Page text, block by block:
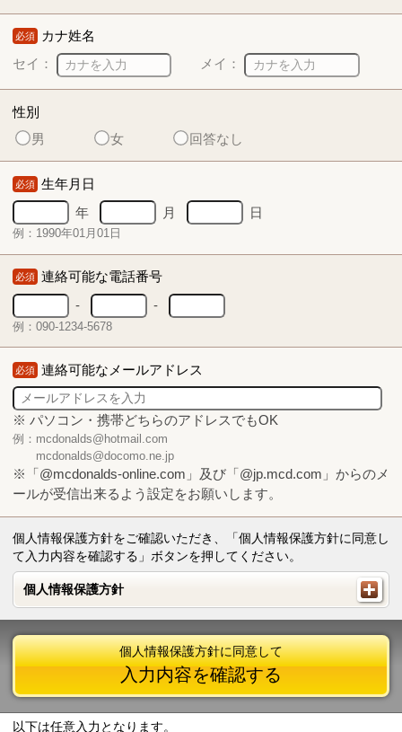
必須 カナ姓名
セイ：
メイ：
性別
男
女 回答なし
必須 生年月日
年
月 日
例：1990年01月01日
必須 連絡可能な電話番号
-
-
例：090-1234-5678
必須 連絡可能なメールアドレス
※ パソコン・携帯どちらのアドレスでもOK
例：mcdonalds@hotmail.com
mcdonalds@docomo.ne.jp
※「@mcdonalds-online.com」及び「@jp.mcd.com」からのメ
ールが受信出来るよう設定をお願いします。
個人情報保護方針をご確認いただき、「個人情報保護方針に同意し
て入力内容を確認する」ボタンを押してください。
個人情報保護方針
個人情報保護方針
個人情報保護方針に同意して
入力内容を確認する
以下は任意入力となります。